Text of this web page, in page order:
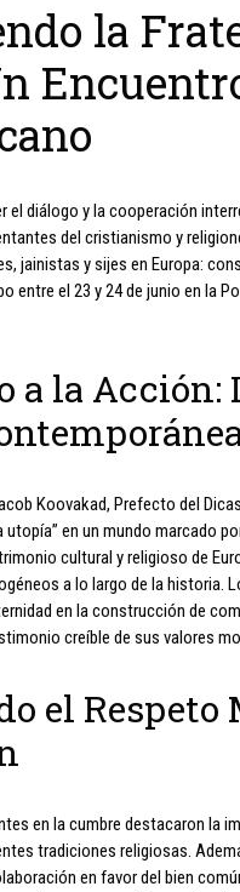
la
el diálogo y la cooperación
del cristianismo y
jainistas y sijes en Europa:
entre el 23 y 24 de junio en la
a la Acción:
Koovakad, Prefecto del
utopía” en un mundo marcado
cultural y religioso de
a lo largo de la historia.
en la construcción de
creíble de sus valores
el Respeto
en la cumbre destacaron la
tradiciones religiosas.
en favor del bien